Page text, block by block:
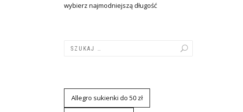
wybierz najmodniejszą długość
Allegro sukienki do 50 zł